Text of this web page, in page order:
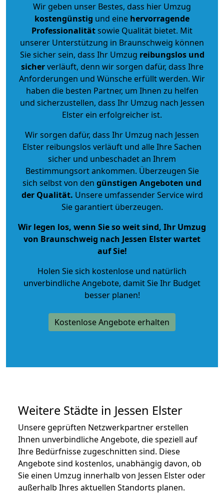
Wir geben unser Bestes, dass hier Umzug
kostengünstig und eine hervorragende
Professionalitätsowie Qualität bietet. Mit
unserer Unterstützung in Braunschweig können
Sie sicher sein, dass Ihr Umzug reibungslos und
sicherverläuft, denn wir sorgen dafür, dass Ihre
Anforderungen und Wünsche erfüllt werden. Wir
haben die besten Partner, um Ihnen zu helfen
und sicherzustellen, dass Ihr Umzug nach Jessen
Elster ein erfolgreicher ist.
Wir sorgen dafür, dass Ihr Umzug nach Jessen
Elster reibungslos verläuft und alle Ihre Sachen
sicher und unbeschadet an Ihrem
Bestimmungsort ankommen. Überzeugen Sie
sich selbst von den günstigen Angeboten und
der Qualität. Unsere umfassender Service wird
Sie garantiert überzeugen.
Wir legen los, wenn Sie so weit sind, Ihr Umzug
von Braunschweig nach Jessen Elster wartet
auf Sie!
Holen Sie sich kostenlose und natürlich
unverbindliche Angebote, damit Sie Ihr Budget
besser planen!
Kostenlose Angebote erhalten
Weitere Städte in Jessen Elster
Unsere geprüften Netzwerkpartner erstellen
Ihnen unverbindliche Angebote, die speziell auf
Ihre Bedürfnisse zugeschnitten sind. Diese
Angebote sind kostenlos, unabhängig davon, ob
Sie einen Umzug innerhalb von Jessen Elster oder
außerhalb Ihres aktuellen Standorts planen.